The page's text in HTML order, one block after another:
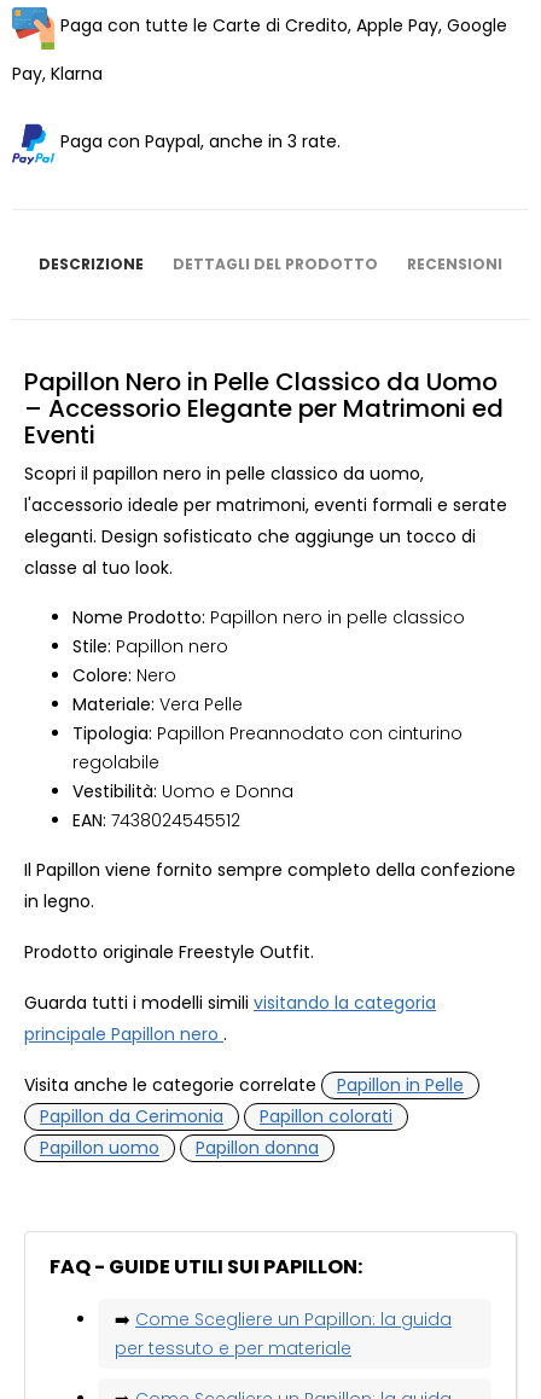
Paga con tutte le Carte di Credito, Apple Pay, Google
Pay, Klarna
Paga con Paypal, anche in 3 rate.
DESCRIZIONE DETTAGLI DEL PRODOTTO RECENSIONI
Papillon Nero in Pelle Classico da Uomo
– Accessorio Elegante per Matrimoni ed
Eventi
Scopri il papillon nero in pelle classico da uomo,
l'accessorio ideale per matrimoni, eventi formali e serate
eleganti. Design sofisticato che aggiunge un tocco di
classe al tuo look.
Nome Prodotto: Papillon nero in pelle classico
Stile: Papillon nero
Colore: Nero
Materiale: Vera Pelle
Tipologia: Papillon Preannodato con cinturino
regolabile
Vestibilità: Uomo e Donna
EAN: 7438024545512
Il Papillon viene fornito sempre completo della confezione
in legno.
Prodotto originale Freestyle Outfit.
Guarda tutti i modelli simili visitando la categoria
principale Papillon nero .
Visita anche le categorie correlate
Papillon in Pelle
Papillon da Cerimonia
Papillon colorati
Papillon uomo
Papillon donna
FAQ - GUIDE UTILI SUI PAPILLON:
➡️ Come Scegliere un Papillon: la guida
per tessuto e per materiale